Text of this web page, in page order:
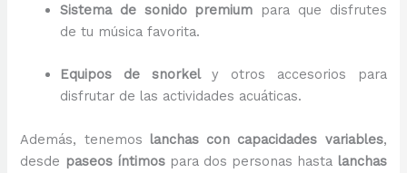
Sistema de sonido premium para que disfrutes
de tu música favorita.
Equipos de snorkely otros accesorios para
disfrutar de las actividades acuáticas.
Además, tenemos lanchas con capacidades variables,
desde paseos íntimospara dos personas hasta lanchas